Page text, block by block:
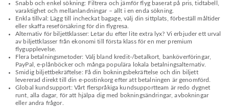
Snabb och enkel sökning: Filtrera och jämför flyg baserat på pris, tidtabell,
varaktighet och mellanlandningar – allt i en enda sökning.
Enkla tillval: Lägg till incheckat bagage, välj din sittplats, förbeställ måltider
eller skaffa reseförsäkring för din flygresa.
Alternativ för biljettklasser: Letar du efter lite extra lyx? Vi erbjuder ett urval
av biljettklasser från ekonomi till första klass för en mer premium
flygupplevelse.
Flera betalningsmetoder: Välj bland kredit-/betalkort, banköverföringar,
PayPal, e-plånböcker och många populära lokala betalningsalternativ.
Smidig biljettbekräftelse: Få din bokningsbekräftelse och din biljett
levererad direkt till din e-postinkorg efter att betalningen är genomförd.
Global kundsupport: Vårt flerspråkiga kundsupportteam är redo dygnet
runt, alla dagar, för att hjälpa dig med bokningsändringar, avbokningar
eller andra frågor.